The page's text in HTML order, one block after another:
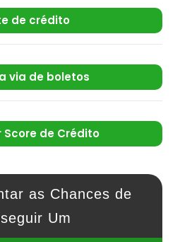
de crédito
via de boletos
de Crédito
as Chances de
Um